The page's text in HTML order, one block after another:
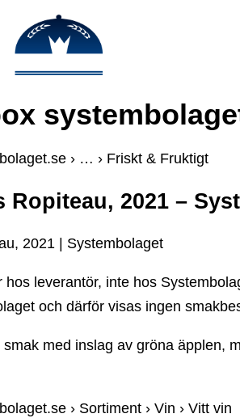
› … › Friskt & Fruktigt
Ropiteau, 2021 –
2021 | Systembolaget
hos leverantör, inte hos
och därför visas ingen
med inslag av gröna äpplen,
› Sortiment › Vin › Vitt vin